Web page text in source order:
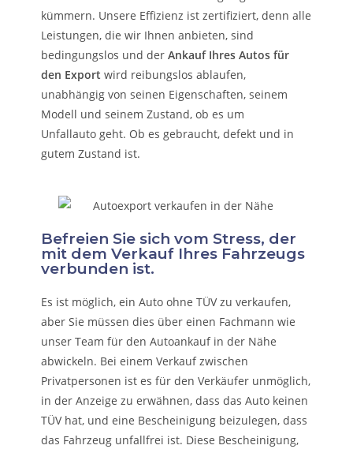
kümmern. Unsere Effizienz ist zertifiziert, denn alle
Leistungen, die wir Ihnen anbieten, sind
bedingungslos und derAnkauf Ihres Autos für
den Export wird reibungslos ablaufen,
unabhängig von seinen Eigenschaften, seinem
Modell und seinem Zustand, ob es um
Unfallauto geht. Ob es gebraucht, defekt und in
gutem Zustand ist.
Befreien Sie sich vom Stress, der
mit dem Verkauf Ihres Fahrzeugs
verbunden ist.
Es ist möglich, ein Auto ohne TÜV zu verkaufen,
aber Sie müssen dies über einen Fachmann wie
unser Team für den Autoankauf in der Nähe
abwickeln. Bei einem Verkauf zwischen
Privatpersonen ist es für den Verkäufer unmöglich,
in der Anzeige zu erwähnen, dass das Auto keinen
TÜV hat, und eine Bescheinigung beizulegen, dass
das Fahrzeug unfallfrei ist. Diese Bescheinigung,